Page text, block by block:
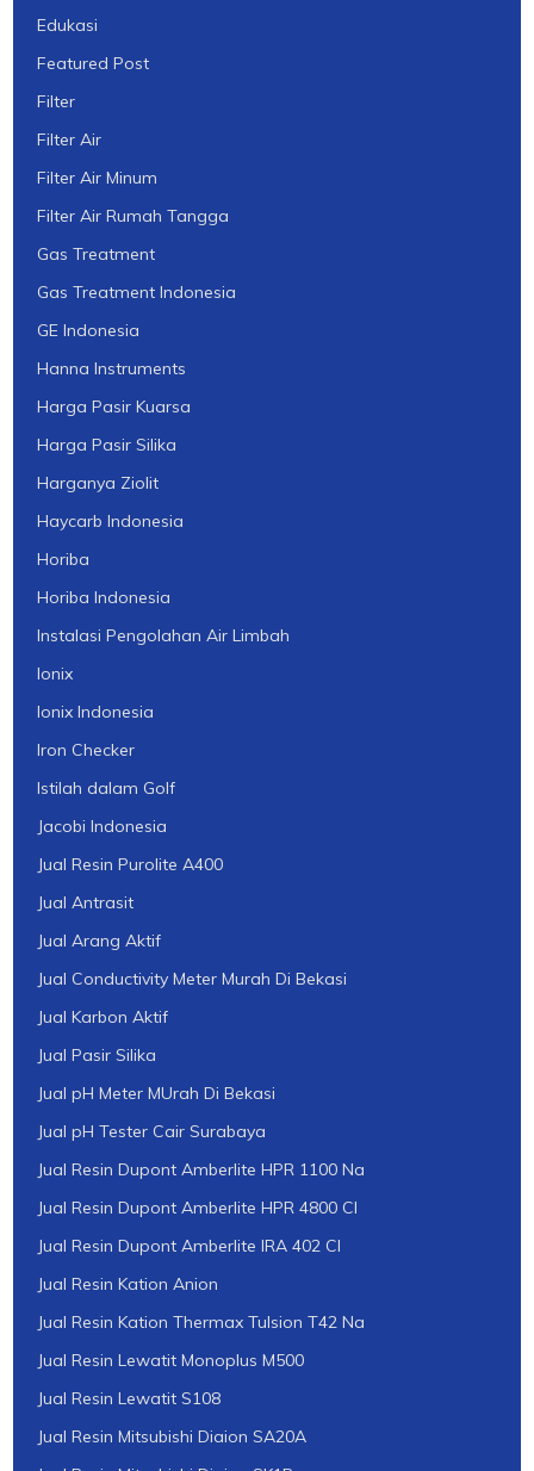
Edukasi
Featured Post
Filter
Filter Air
Filter Air Minum
Filter Air Rumah Tangga
Gas Treatment
Gas Treatment Indonesia
GE Indonesia
Hanna Instruments
Harga Pasir Kuarsa
Harga Pasir Silika
Harganya Ziolit
Haycarb Indonesia
Horiba
Horiba Indonesia
Instalasi Pengolahan Air Limbah
Ionix
Ionix Indonesia
Iron Checker
Istilah dalam Golf
Jacobi Indonesia
Jual Resin Purolite A400
Jual Antrasit
Jual Arang Aktif
Jual Conductivity Meter Murah Di Bekasi
Jual Karbon Aktif
Jual Pasir Silika
Jual pH Meter MUrah Di Bekasi
Jual pH Tester Cair Surabaya
Jual Resin Dupont Amberlite HPR 1100 Na
Jual Resin Dupont Amberlite HPR 4800 Cl
Jual Resin Dupont Amberlite IRA 402 Cl
Jual Resin Kation Anion
Jual Resin Kation Thermax Tulsion T42 Na
Jual Resin Lewatit Monoplus M500
Jual Resin Lewatit S108
Jual Resin Mitsubishi Diaion SA20A